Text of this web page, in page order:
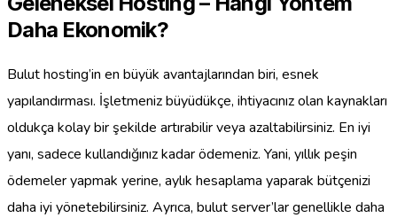
Daha Ekonomik?
Bulut hosting’in en büyük avantajlarından biri, esnek
yapılandırması. İşletmeniz büyüdükçe, ihtiyacınız olan kaynakları
oldukça kolay bir şekilde artırabilir veya azaltabilirsiniz. En iyi
yanı, sadece kullandığınız kadar ödemeniz. Yani, yıllık peşin
ödemeler yapmak yerine, aylık hesaplama yaparak bütçenizi
daha iyi yönetebilirsiniz. Ayrıca, bulut server’lar genellikle daha